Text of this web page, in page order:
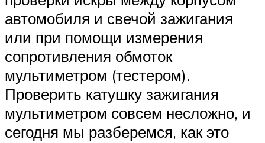
автомобиля и свечой зажигания
или при помощи измерения
сопротивления обмоток
мультиметром (тестером).
Проверить катушку зажигания
мультиметром совсем несложно, и
сегодня мы разберемся, как это